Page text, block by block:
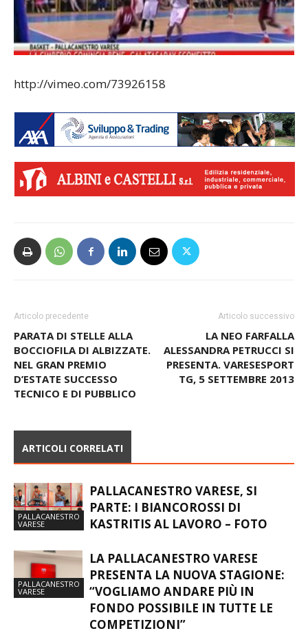
http://vimeo.com/73926158
Articolo precedente
PARATA DI STELLE ALLA
BOCCIOFILA DI ALBIZZATE.
NEL GRAN PREMIO
D’ESTATE SUCCESSO
TECNICO E DI PUBBLICO
Articolo successivo
LA NEO FARFALLA
ALESSANDRA PETRUCCI SI
PRESENTA. VARESESPORT
TG, 5 SETTEMBRE 2013
ARTICOLI CORRELATI
PALLACANESTRO
VARESE
PALLACANESTRO VARESE, SI
PARTE: I BIANCOROSSI DI
KASTRITIS AL LAVORO – FOTO
PALLACANESTRO
VARESE
LA PALLACANESTRO VARESE
PRESENTA LA NUOVA STAGIONE:
“VOGLIAMO ANDARE PIÙ IN
FONDO POSSIBILE IN TUTTE LE
COMPETIZIONI”